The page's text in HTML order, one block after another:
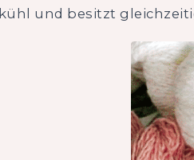
kühl und besitzt